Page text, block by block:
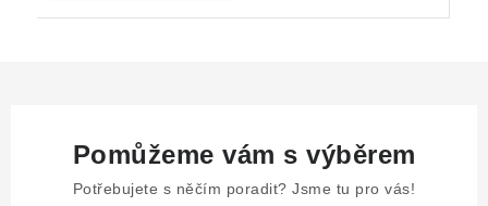
Pomůžeme vám s výběrem
Potřebujete s něčím poradit? Jsme tu pro vás!